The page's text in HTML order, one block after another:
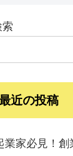
索
近の投稿
業家必見！